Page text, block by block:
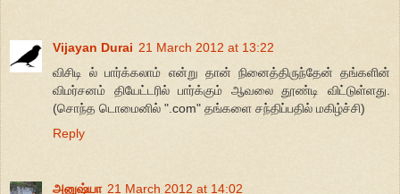
Vijayan Durai 21 March 2012 at 13:22
விசிடி ல் பார்க்கலாம் என்று தான் நினைத்திருந்தேன் தங்களின்
விமர்சனம் தியேட்டரில் பார்க்கும் ஆவலை தூண்டி விட்டுள்ளது.
(சொந்த டொமைனில் ".com" தங்களை சந்திப்பதில் மகிழ்ச்சி)
Reply
அனுஷ்யா 21 March 2012 at 14:02